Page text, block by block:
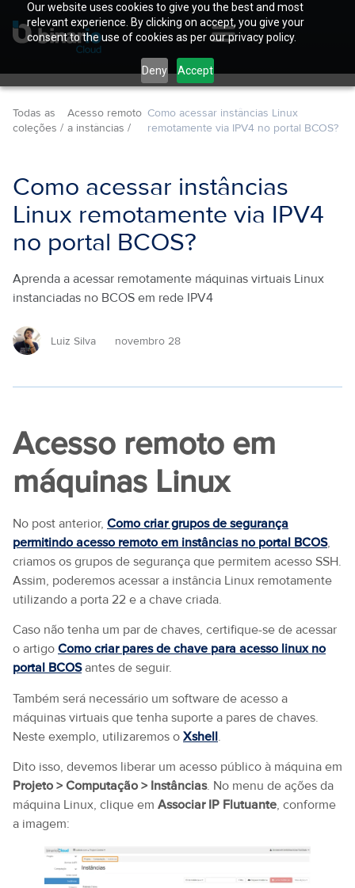
Our website uses cookies to give you the best and most
relevant experience. By clicking on accept, you give your
consent to the use of cookies as per our privacy policy.
Deny Accept
Todas as
coleções /
Acesso remoto
a instâncias /
Como acessar instâncias Linux
remotamente via IPV4 no portal BCOS?
Como acessar instâncias
Linux remotamente via IPV4
no portal BCOS?
Aprenda a acessar remotamente máquinas virtuais Linux
instanciadas no BCOS em rede IPV4
Luiz Silva novembro 28
Acesso remoto em
máquinas Linux
No post anterior, Como criar grupos de segurança
permitindo acesso remoto em instâncias no portal BCOS,
criamos os grupos de segurança que permitem acesso SSH.
Assim, poderemos acessar a instância Linux remotamente
utilizando a porta 22 e a chave criada.
Caso não tenha um par de chaves, certifique-se de acessar
o artigo Como criar pares de chave para acesso linux no
portal BCOS antes de seguir.
Também será necessário um software de acesso a
máquinas virtuais que tenha suporte a pares de chaves.
Neste exemplo, utilizaremos o Xshell.
Dito isso, devemos liberar um acesso público à máquina em
Projeto > Computação > Instâncias. No menu de ações da
máquina Linux, clique em Associar IP Flutuante, conforme
a imagem: